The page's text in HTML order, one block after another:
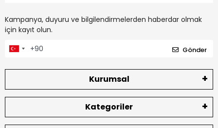
Kampanya, duyuru ve bilgilendirmelerden haberdar olmak
için kayıt olun.
Gönder
Kurumsal
Kategoriler